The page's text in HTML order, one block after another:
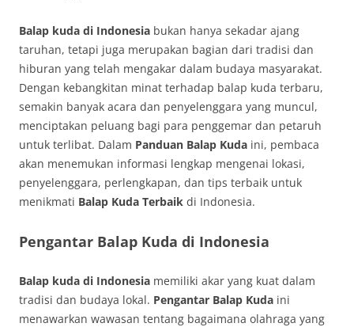
Balap kuda di Indonesia bukan hanya sekadar ajang
taruhan, tetapi juga merupakan bagian dari tradisi dan
hiburan yang telah mengakar dalam budaya masyarakat.
Dengan kebangkitan minat terhadap balap kuda terbaru,
semakin banyak acara dan penyelenggara yang muncul,
menciptakan peluang bagi para penggemar dan petaruh
untuk terlibat. Dalam Panduan Balap Kuda ini, pembaca
akan menemukan informasi lengkap mengenai lokasi,
penyelenggara, perlengkapan, dan tips terbaik untuk
menikmati Balap Kuda Terbaik di Indonesia.
Pengantar Balap Kuda di Indonesia
Balap kuda di Indonesia memiliki akar yang kuat dalam
tradisi dan budaya lokal. Pengantar Balap Kuda ini
menawarkan wawasan tentang bagaimana olahraga yang